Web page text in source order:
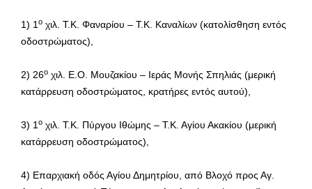
1) 1 ο χιλ. Τ.Κ. Φαναρίου – Τ.Κ. Καναλίων (κατολίσθηση εντός
οδοστρώματος),
2) 26ο χιλ. Ε.Ο. Μουζακίου – Ιεράς Μονής Σπηλιάς (μερική
κατάρρευση οδοστρώματος, κρατήρες εντός αυτού),
3) 1 ο χιλ. Τ.Κ. Πύργου Ιθώμης – Τ.Κ. Αγίου Ακακίου (μερική
κατάρρευση οδοστρώματος),
4) Επαρχιακή οδός Αγίου Δημητρίου, από Βλοχό προς Αγ.